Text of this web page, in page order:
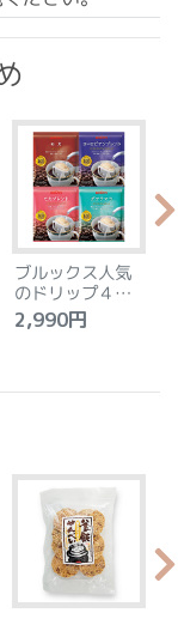
ブルックス人気
のドリップ４種
セット
2,990円